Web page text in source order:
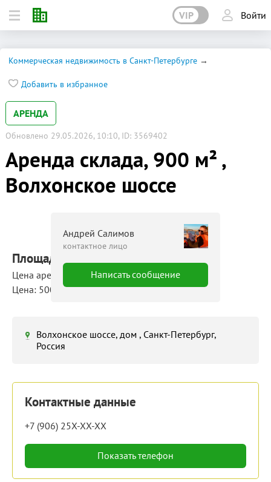
VIP Войти
Коммерческая недвижимость в Санкт-Петербурге
Добавить в избранное
АРЕНДА
Обновлено 29.05.2026, 10:10, ID: 3569402
Аренда склада, 900 м² ,
Волхонское шоссе
Андрей Салимов
контактное лицо
Написать сообщение
Площадь: 900 м²
Цена аренды: 450 000 руб./мес
Цена: 500 руб./м²/мес
Волхонское шоссе, дом , Санкт-Петербург,
Россия
Контактные данные
+7 (906) 25X-XX-XX
Показать телефон